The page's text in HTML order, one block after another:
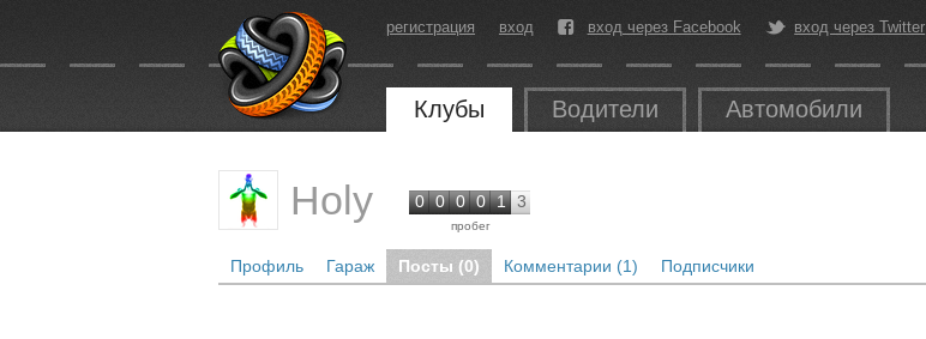
регистрация вход вход через Facebook вход через Twitter
Клубы Водители Автомобили
Holy 0 0 0 0 1 3
пробег
Профиль Гараж Посты (0) Комментарии (1) Подписчики